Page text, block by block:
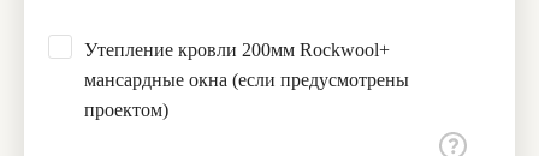
Утепление кровли 200мм Rockwool+
мансардные окна (если предусмотрены
проектом)